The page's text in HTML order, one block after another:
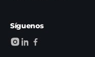
Síguenos